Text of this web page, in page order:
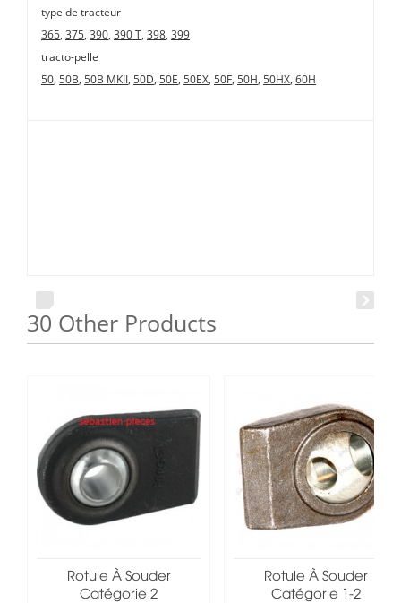
type de tracteur
365, 375, 390, 390 T, 398, 399
tracto-pelle
50, 50B, 50B MKII , 50D, 50E, 50EX, 50F, 50H , 50HX, 60H
30 Other Products
Rotule À Souder
Catégorie 2
Rotule À Souder
Catégorie 1-2